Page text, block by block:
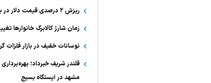
ریزش ۲ درصدی قیمت دلار در بازار آزاد مشهد+ علت
زمان شارژ کالابرگ خانوارها
نوسانات خفیف در بازار فلزات
مشهد در ایستگاه بسیج